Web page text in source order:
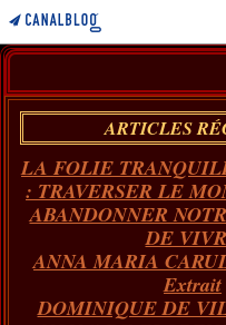
ARTICLES
LA FOLIE
: TRAVERSER LE
ABANDONNER
DE
ANNA MARIA
Extrait
DOMINIQUE DE